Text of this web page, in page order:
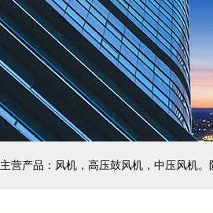
主营产品：风机，高压鼓风机，中压风机